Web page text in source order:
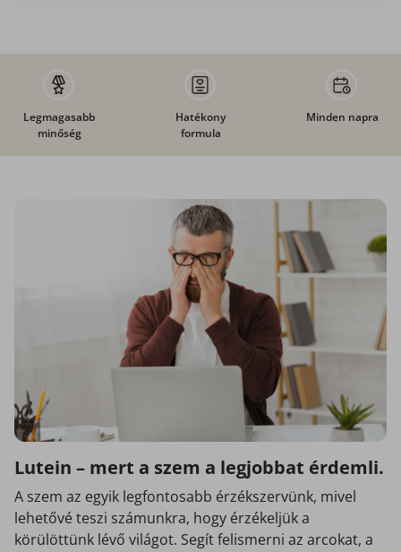
Legmagasabb
minőség
Hatékony
formula
Minden napra
Lutein – mert a szem a legjobbat érdemli.
A szem az egyik legfontosabb érzékszervünk, mivel
lehetővé teszi számunkra, hogy érzékeljük a
körülöttünk lévő világot. Segít felismerni az arcokat, a